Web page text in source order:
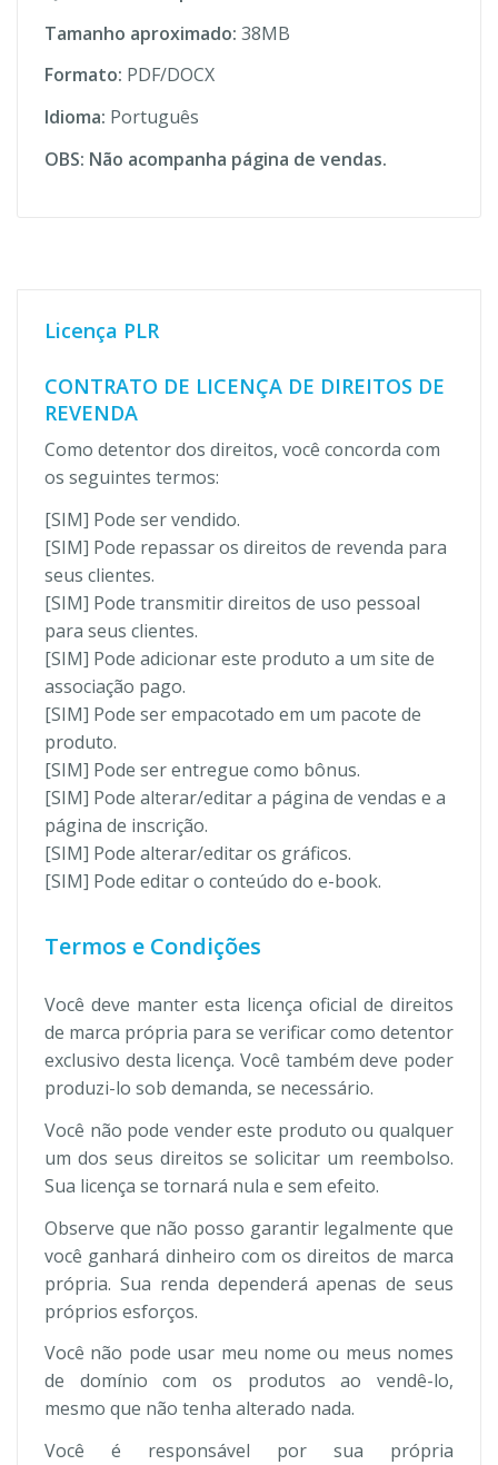
Tamanho aproximado: 38MB
Formato: PDF/DOCX
Idioma: Português
OBS: Não acompanha página de vendas.
Licença PLR
CONTRATO DE LICENÇA DE DIREITOS DE
REVENDA
Como detentor dos direitos, você concorda com
os seguintes termos:
[SIM] Pode ser vendido.
[SIM] Pode repassar os direitos de revenda para
seus clientes.
[SIM] Pode transmitir direitos de uso pessoal
para seus clientes.
[SIM] Pode adicionar este produto a um site de
associação pago.
[SIM] Pode ser empacotado em um pacote de
produto.
[SIM] Pode ser entregue como bônus.
[SIM] Pode alterar/editar a página de vendas e a
página de inscrição.
[SIM] Pode alterar/editar os gráficos.
[SIM] Pode editar o conteúdo do e-book.
Termos e Condições
Você deve manter esta licença oficial de direitos
de marca própria para se verificar como detentor
exclusivo desta licença. Você também deve poder
produzi-lo sob demanda, se necessário.
Você não pode vender este produto ou qualquer
um dos seus direitos se solicitar um reembolso.
Sua licença se tornará nula e sem efeito.
Observe que não posso garantir legalmente que
você ganhará dinheiro com os direitos de marca
própria. Sua renda dependerá apenas de seus
próprios esforços.
Você não pode usar meu nome ou meus nomes
de domínio com os produtos ao vendê-lo,
mesmo que não tenha alterado nada.
Você é responsável por sua própria